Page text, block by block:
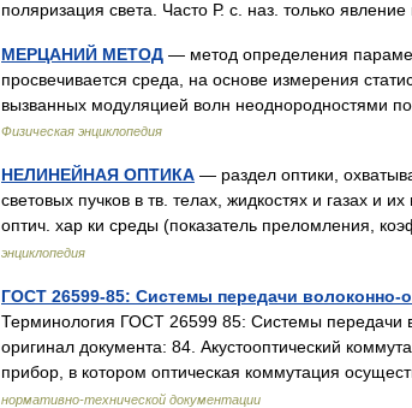
поляризация света. Часто Р. с. наз. только
МЕРЦАНИЙ МЕТОД — метод определения
просвечивается среда, на основе измерения
вызванных модуляцией волн неоднородностями
Физическая энциклопедия
НЕЛИНЕЙНАЯ ОПТИКА — раздел оптики,
световых пучков в тв. телах, жидкостях и газах и
оптич. хар ки среды (показатель преломления,
энциклопедия
ГОСТ 26599-85: Системы передачи волоконно-
Терминология ГОСТ 26599 85: Системы передачи
оригинал документа: 84. Акустооптический
прибор, в котором оптическая коммутация
нормативно-технической документации